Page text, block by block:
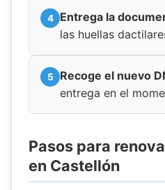
Entrega la
las huellas
Recoge el nuevo
entrega en el
Pasos para
en Castellón